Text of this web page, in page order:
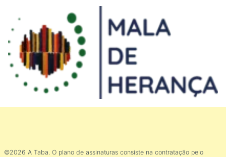
©2026 A Taba. O plano de assinaturas consiste na contratação pelo